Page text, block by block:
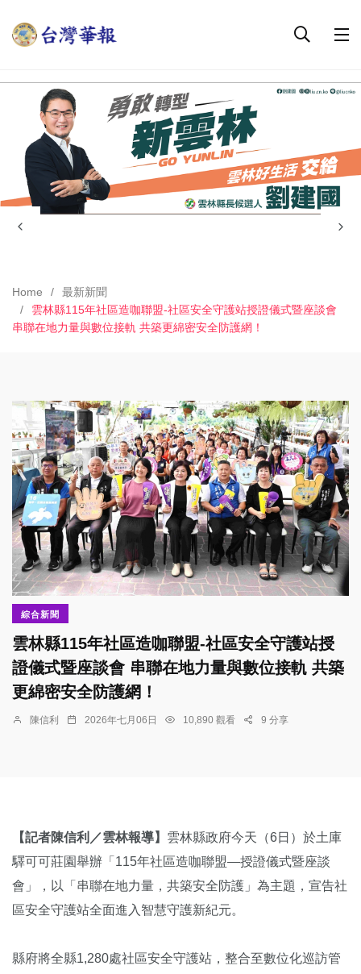
Home
最新新聞
雲林縣115年社區造咖聯盟-社區安全守護站授證儀式暨座談會
串聯在地力量與數位接軌 共築更綿密安全防護網！
綜合新聞
雲林縣115年社區造咖聯盟-社區安全守護站授
證儀式暨座談會 串聯在地力量與數位接軌 共築
更綿密安全防護網！
陳信利 2026年七月06日 10,890 觀看 9 分享
【記者陳信利／雲林報導】 雲林縣政府今天（6日）於土庫
驛可可莊園舉辦「115年社區造咖聯盟—授證儀式暨座談
會」，以「串聯在地力量，共築安全防護」為主題，宣告社
區安全守護站全面進入智慧守護新紀元。
縣府將全縣1,280處社區安全守護站，整合至數位化巡訪管